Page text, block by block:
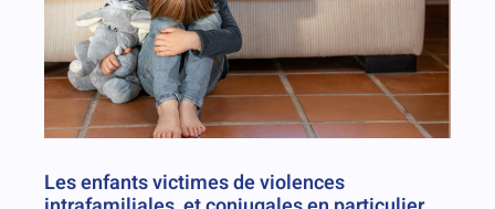
Les enfants victimes de violences